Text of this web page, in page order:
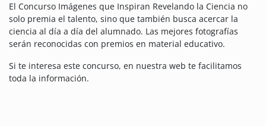
El Concurso Imágenes que Inspiran Revelando la Ciencia no
solo premia el talento, sino que también busca acercar la
ciencia al día a día del alumnado. Las mejores fotografías
serán reconocidas con premios en material educativo.
Si te interesa este concurso, en nuestra web te facilitamos
toda la información.